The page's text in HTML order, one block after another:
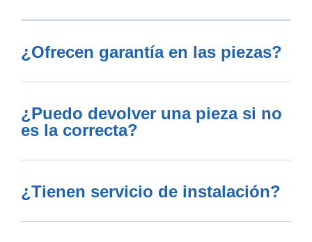
¿Ofrecen garantía en las piezas?
¿Puedo devolver una pieza si no
es la correcta?
¿Tienen servicio de instalación?